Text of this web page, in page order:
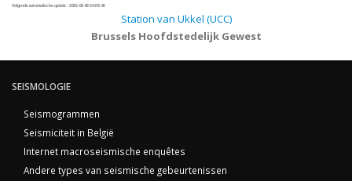
Volgende automatische update : 2026-08-08 04:09:40
Station van Ukkel (UCC)
Brussels Hoofdstedelijk Gewest
SEISMOLOGIE
Seismogrammen
Seismiciteit in België
Internet macroseismische enquêtes
Andere types van seismische gebeurtenissen